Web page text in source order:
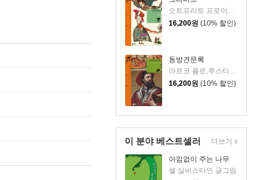
오트프리트 프로이슬러 글/헤르베르트 홀칭 그림/박민수 역
16,200원 (10% 할인)
동방견문록
마르코 폴로,루스티켈로 다 피사 글/윤진 역
16,200원 (10% 할인)
이 분야 베스트셀러
아낌없이 주는 나무
셸 실버스타인 글그림
더보기